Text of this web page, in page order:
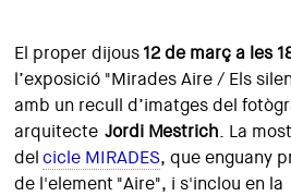
El proper dijous12 de març a les
l’exposició "Mirades Aire / Els
amb un recull d’imatges del
arquitecteJordi Mestrich. La
delcicle MIRADES, que enguany
de l'element "Aire", i s'inclou en la